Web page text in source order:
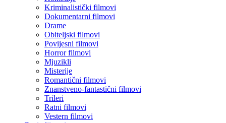
Kriminalistički filmovi
Dokumentarni filmovi
Drame
Obiteljski filmovi
Povijesni filmovi
Horror filmovi
Mjuzikli
Misterije
Romantični filmovi
Znanstveno-fantastični filmovi
Trileri
Ratni filmovi
Vestern filmovi